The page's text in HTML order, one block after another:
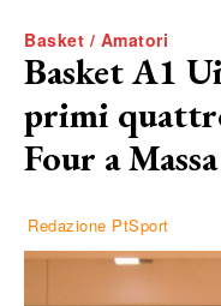
Basket / Amatori
Basket A1
primi
Four a
Redazione PtSport